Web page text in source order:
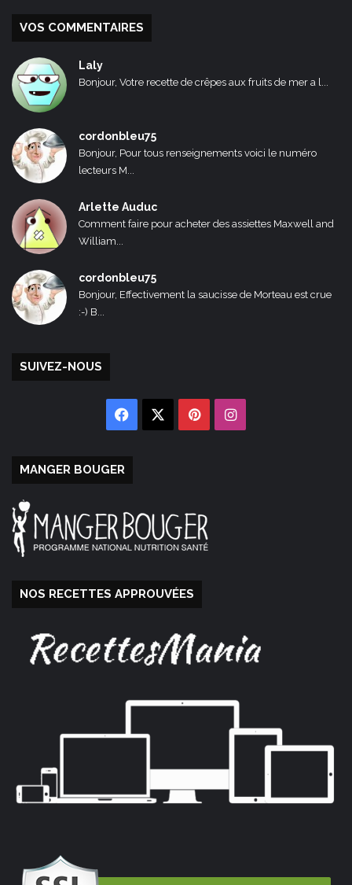
VOS COMMENTAIRES
Laly
Bonjour, Votre recette de crêpes aux fruits de mer a l...
cordonbleu75
Bonjour, Pour tous renseignements voici le numéro
lecteurs M...
Arlette Auduc
Comment faire pour acheter des assiettes Maxwell and
William...
cordonbleu75
Bonjour, Effectivement la saucisse de Morteau est crue
:-) B...
SUIVEZ-NOUS
Facebook PinterestInstagram
MANGER BOUGER
NOS RECETTES APPROUVÉES